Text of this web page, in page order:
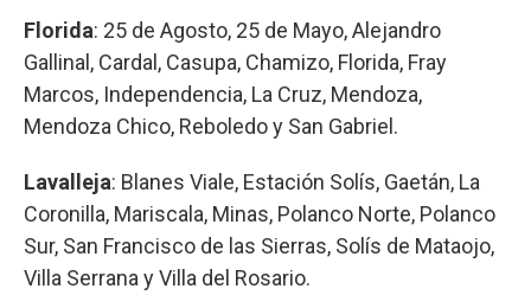
Florida: 25 de Agosto, 25 de Mayo, Alejandro
Gallinal, Cardal, Casupa, Chamizo, Florida, Fray
Marcos, Independencia, La Cruz, Mendoza,
Mendoza Chico, Reboledo y San Gabriel.
Lavalleja: Blanes Viale, Estación Solís, Gaetán, La
Coronilla, Mariscala, Minas, Polanco Norte, Polanco
Sur, San Francisco de las Sierras, Solís de Mataojo,
Villa Serrana y Villa del Rosario.